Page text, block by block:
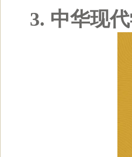
3. 中华现